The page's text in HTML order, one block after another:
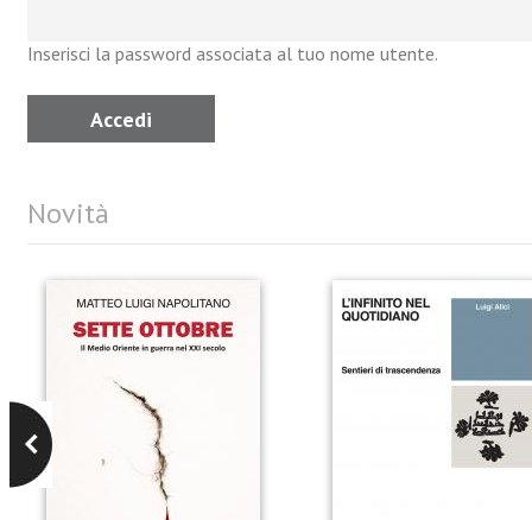
Inserisci la password associata al tuo nome utente.
Novità